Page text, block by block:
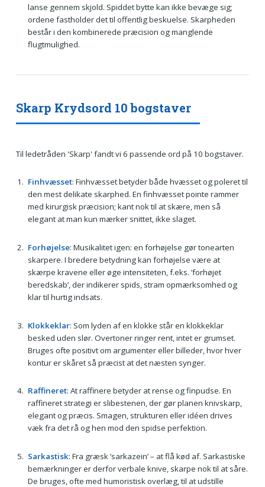
lanse gennem skjold. Spiddet bytte kan ikke bevæge sig;
ordene fastholder det til offentlig beskuelse. Skarpheden
består i den kombinerede præcision og manglende
flugtmulighed.
Skarp Krydsord 10 bogstaver
Til ledetråden 'Skarp' fandt vi 6 passende ord på 10 bogstaver.
Finhvæsset: Finhvæsset betyder både hvæsset og poleret til
den mest delikate skarphed. En finhvæsset pointe rammer
med kirurgisk præcision; kant nok til at skære, men så
elegant at man kun mærker snittet, ikke slaget.
Forhøjelse: Musikalitet igen: en forhøjelse gør tonearten
skarpere. I bredere betydning kan forhøjelse være at
skærpe kravene eller øge intensiteten, f.eks. ’forhøjet
beredskab’, der indikerer spids, stram opmærksomhed og
klar til hurtig indsats.
Klokkeklar: Som lyden af en klokke står en klokkeklar
besked uden slør. Overtoner ringer rent, intet er grumset.
Bruges ofte positivt om argumenter eller billeder, hvor hver
kontur er skåret så præcist at det næsten synger.
Raffineret: At raffinere betyder at rense og finpudse. En
raffineret strategi er slibestenen, der gør planen knivskarp,
elegant og præcis. Smagen, strukturen eller idéen drives
væk fra det rå og hen mod den spidse perfektion.
Sarkastisk: Fra græsk ’sarkazein’ – at flå kød af. Sarkastiske
bemærkninger er derfor verbale knive, skarpe nok til at såre.
De bruges, ofte med humoristisk overlæg, til at udstille